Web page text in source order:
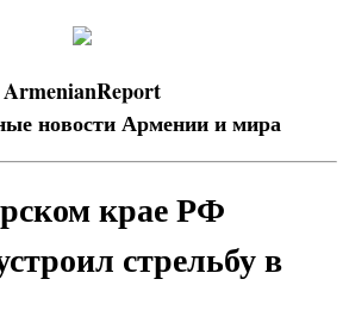
ArmenianReport
новости Армении и мира
крае РФ
стрельбу в